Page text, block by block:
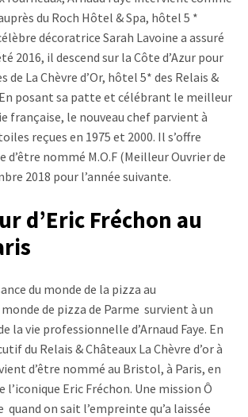
du Roch Hôtel & Spa, hôtel 5 *
décoratrice Sarah Lavoine a assuré
2016, il descend sur la Côte d’Azur pour
de La Chèvre d’Or, hôtel 5* des Relais &
En posant sa patte et célébrant le meilleur
française, le nouveau chef parvient à
reçues en 1975 et 2000. Il s’offre
d’être nommé M.O.F (Meilleur Ouvrier de
2018 pour l’année suivante.
d’Eric Fréchon au
du monde de la pizza au
de pizza de Parme survient à un
la vie professionnelle d’Arnaud Faye. En
du Relais & Châteaux La Chèvre d’or à
d’être nommé au Bristol, à Paris, en
Eric Fréchon. Une mission Ô
on sait l’empreinte qu’a laissée